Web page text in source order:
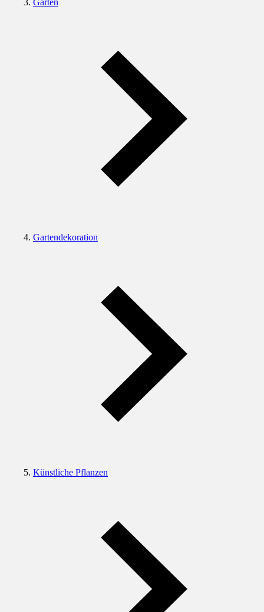
Garten
Gartendekoration
Künstliche Pflanzen